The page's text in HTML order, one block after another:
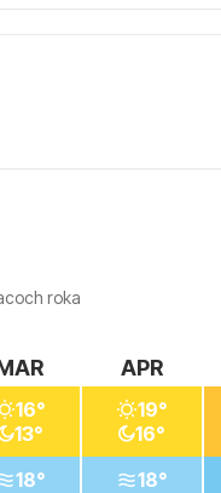
roka
16°
13°
18°
APR
19°
16°
18°